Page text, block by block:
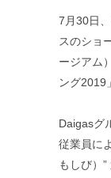
7月30日
スのショ
ージアム
ング2019
Daigasグ
従業員に
もしび）